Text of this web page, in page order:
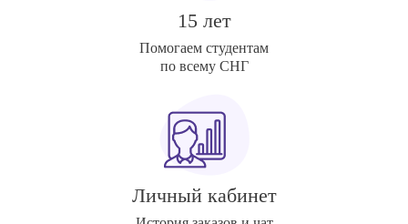
15 лет
Помогаем студентам
по всему СНГ
Личный кабинет